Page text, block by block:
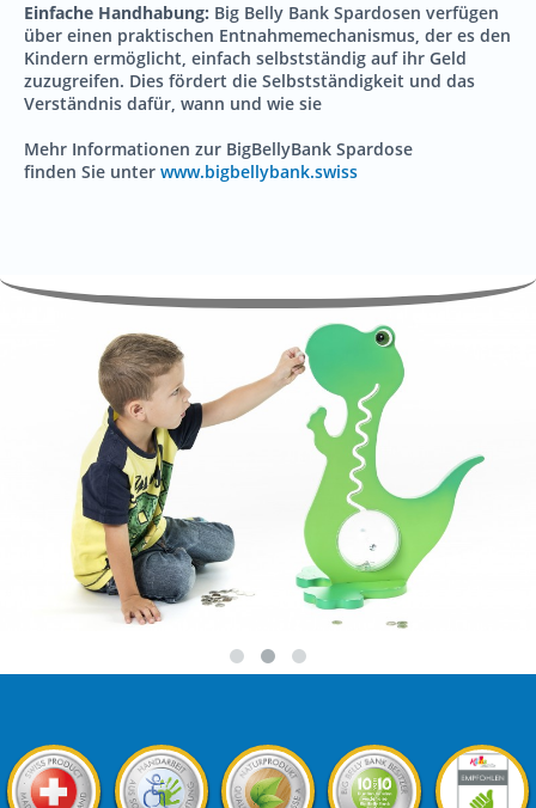
Einfache Handhabung: Big Belly Bank Spardosen verfügen
über einen praktischen Entnahmemechanismus, der es den
Kindern ermöglicht, einfach selbstständig auf ihr Geld
zuzugreifen. Dies fördert die Selbstständigkeit und das
Verständnis dafür, wann und wie sie
Mehr Informationen zur BigBellyBank Spardose
finden Sie unter www.bigbellybank.swiss